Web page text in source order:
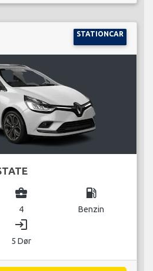
STATIONCAR
business_center
4
local_gas_station
Benzin
login
5 Dør